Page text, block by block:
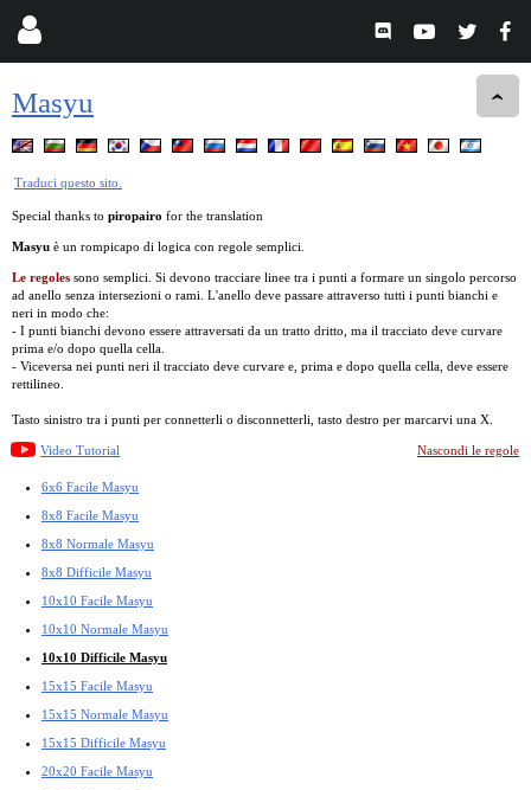
Masyu
Traduci questo sito.
Special thanks to piropairo for the translation
Masyu è un rompicapo di logica con regole semplici.
Le regoles sono semplici. Si devono tracciare linee tra i punti a formare un singolo percorso
ad anello senza intersezioni o rami. L'anello deve passare attraverso tutti i punti bianchi e
neri in modo che:
- I punti bianchi devono essere attraversati da un tratto dritto, ma il tracciato deve curvare
prima e/o dopo quella cella.
- Viceversa nei punti neri il tracciato deve curvare e, prima e dopo quella cella, deve essere
rettilineo.
Tasto sinistro tra i punti per connetterli o disconnetterli, tasto destro per marcarvi una X.
Video Tutorial Nascondi le regole
6x6 Facile Masyu
8x8 Facile Masyu
8x8 Normale Masyu
8x8 Difficile Masyu
10x10 Facile Masyu
10x10 Normale Masyu
10x10 Difficile Masyu
15x15 Facile Masyu
15x15 Normale Masyu
15x15 Difficile Masyu
20x20 Facile Masyu